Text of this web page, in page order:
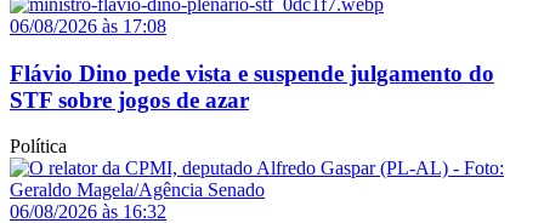
06/08/2026 às 17:08
Flávio Dino pede vista e suspende julgamento do
STF sobre jogos de azar
Política
06/08/2026 às 16:32